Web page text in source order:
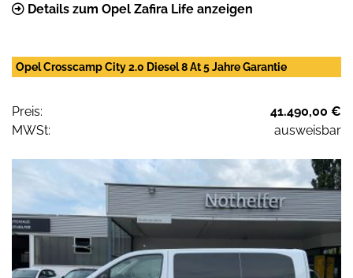
Details zum Opel Zafira Life anzeigen
Opel Crosscamp City 2.0 Diesel 8 At 5 Jahre Garantie
Preis:
41.490,00 €
MWSt:
ausweisbar